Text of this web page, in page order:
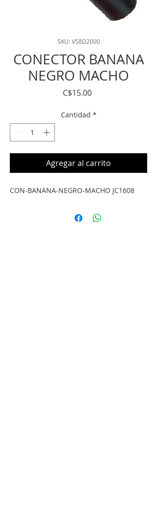
SKU: V58D2000
CONECTOR BANANA
NEGRO MACHO
C$15.00Precio
Cantidad *
Agregar al carrito
CON-BANANA-NEGRO-MACHO JC1608